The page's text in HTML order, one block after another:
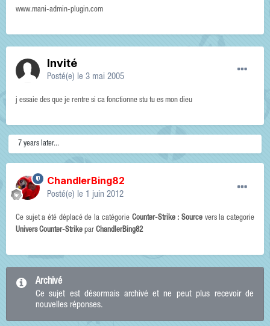
www.mani-admin-plugin.com
Invité
Posté(e) le 3 mai 2005
j essaie des que je rentre si ca fonctionne stu tu es mon dieu
7 years later...
ChandlerBing82
Posté(e) le 1 juin 2012
Ce sujet a été déplacé de la catégorie Counter-Strike : Sourcevers la categorie
Univers Counter-Strike par ChandlerBing82
Archivé
Ce sujet est désormais archivé et ne peut plus recevoir de
nouvelles réponses.